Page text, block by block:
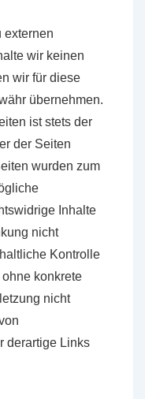
externen
wir keinen
wir für diese
übernehmen.
ist stets der
der Seiten
wurden zum
Inhalte
nicht
Kontrolle
konkrete
nicht
derartige Links